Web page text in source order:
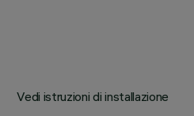
Vedi istruzioni di installazione